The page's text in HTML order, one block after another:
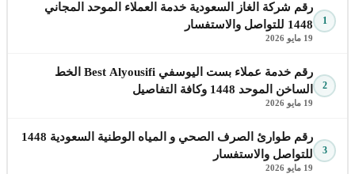
1
رقم شركة الغاز السعودية خدمة العملاء الموحد المجاني
1448 للتواصل والاستفسار
19 مايو 2026
2
رقم خدمة عملاء بست اليوسفي Best Alyousifi الخط
الساخن الموحد 1448 وكافة التفاصيل
19 مايو 2026
3
رقم طوارئ الصرف الصحي و المياه الوطنية السعودية 1448
للتواصل والاستفسار
19 مايو 2026